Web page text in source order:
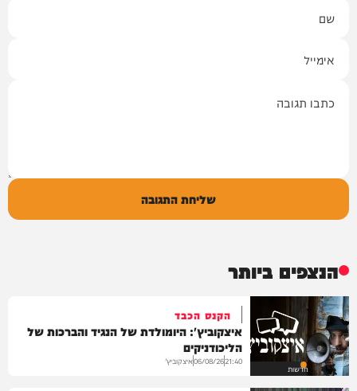
שליחת התגובה
הנצפים ביותר
חדשות
הקנס הכבד
איצקוביץ': היומולדת של הנגיד והברכות של
הליכודניקים
21:40
06/08/26איצקוביץ'